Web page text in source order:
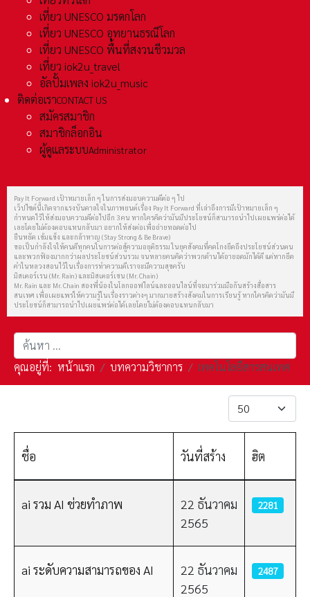
เที่ยว UNESCO มรดกโลก
เที่ยว UNESCO อุทยานธรณีโลก
เที่ยว UNESCO พื้นที่สงวนชีวมวล
เที่ยว iok2u_travel
อัลปั้มเพลง iok2u_music
ติดต่อเราCONTACT US
สมัครสมาชิก
สมาชิกล็อกอิน
ผู้ดูแลระบบAdministrator
Pay It Forward เป้าหมายเล็ก ๆ ในการส่งมอบความดีต่อ ๆ ไป
เว็ปไซต์นี้เกิดจากแรงบันดาลใจในภาพยนต์เรื่อง Pay It Forward ที่เล่าถึงการมีเป้าหมายเล็ก ๆ
กำหนดไว้ให้ส่งมอบความดีต่อไปอีก 3 คน หากใครคิดว่ามันมีประโยชน์ก็สามารถนำไปเผยแพร่ต่อได้
เลยโดยไม่ต้องตอบแทนกลับมา อยากให้ส่งต่อเพื่อถ่ายทอดต่อไป
ยืนหยัด เข้มแข็ง และกล้าหาญ (Stay Strong & Be Brave)
ขอเป็นกำลังใจให้คนดีทุกคนในการต่อสู้ความอยุติธรรม ในยุคสังคมที่คดโกงยึดถึงประโยชน์ส่วนตน
และพวกฟ้องมากกว่าผลประโยชน์ส่วนรวม จนหลายคนคิดว่าพวกด้านได้อายอดมักได้ดี แต่หากยึด
คำในหลวงสอนไว้ในเรื่องการทำความดีเราจะมีความสุขครับ
มิสเตอร์เรน (Mr. Rain) และมิสเตอร์เชน (Mr. Chain)
Mr. Rain และ Mr. Chain สองพี่น้องในโลกออฟไลน์และออนไลน์ที่จะมาร่วมมือกันสร้างสื่อสาร
สนเทศ เพื่อเผยแพร่ให้ความรู้ในเรื่องราวต่างๆ มากมายสร้างสังคมในการเรียนรู้ หากใครคิดว่ามันมี
ประโยชน์ก็สามารถนำไปเผยแพร่ต่อได้เลยโดยไม่ต้องตอบแทนกลับมา
การค้นหา
คุณอยู่ที่: หน้าแรก บทความวิชาการ เทคโนโลยีสารสนเทศ
แสดง #
ชื่อ วันที่สร้าง ฮิต
ai รวม AI ช่วยทำภาพ
22 ธันวาคม
2565
2281
ai ระดับความสามารถของ AI
22 ธันวาคม
2565
2487